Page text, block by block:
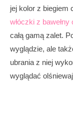
jej kolor z biegiem
włóczki z
całą gamą zalet.
wyglądzie, ale
ubrania z niej
wyglądać